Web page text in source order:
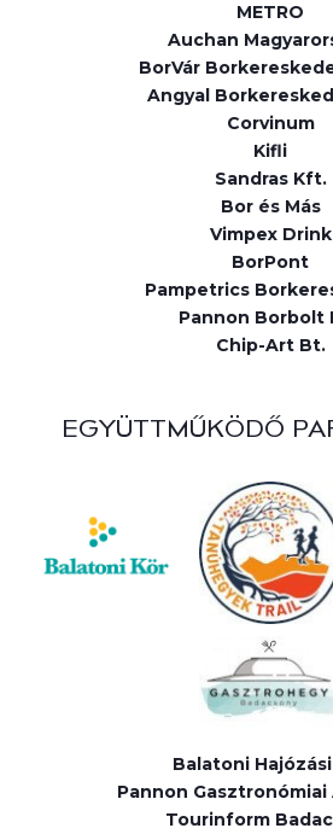
METRO
Auchan
BorVár
Angyal
Corvinum
Kifli
Sandras Kft.
Bor és Más
Vimpex Drink
BorPont
Pampetrics
Pannon Borbolt
Chip-Art Bt.
EGYÜTTMŰKÖDŐ
Balatoni
Pannon Gasztronómiai
Tourinform